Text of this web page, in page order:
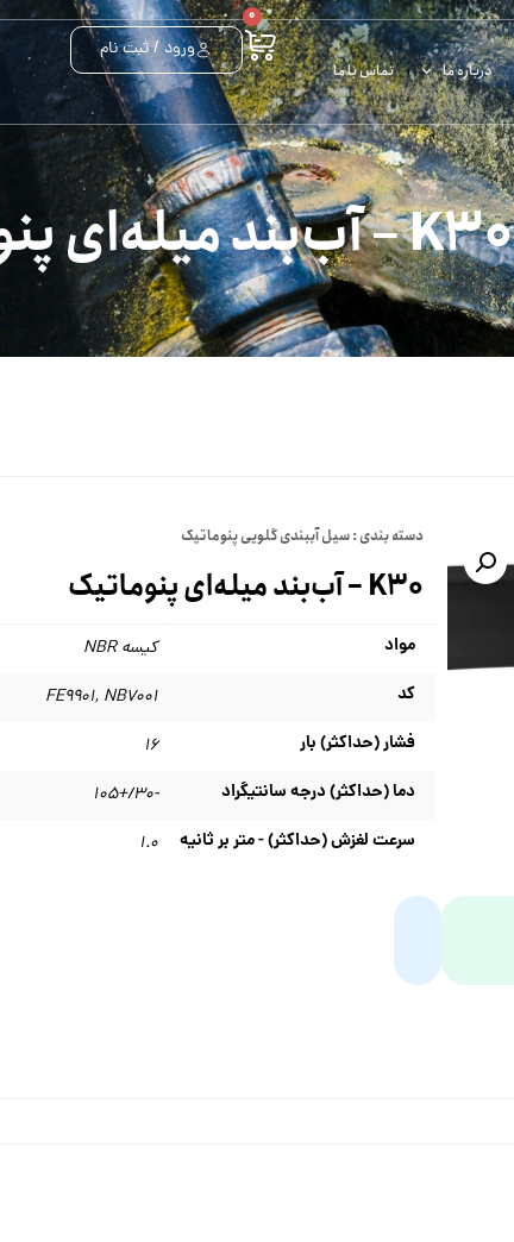
درباره ما تماس با ما
0
ورود / ثبت نام
K30 – آب‌بند میله‌ای پنوماتیک
دسته بندی :سیل آببندی گلویی پنوماتیک
K30 – آب‌بند میله‌ای پنوماتیک
مواد کیسه NBR
کد FE9901, NB7001
فشار (حداکثر) بار ۱۶
دما (حداکثر) درجه سانتیگراد -۳۰/+۱۰۵
سرعت لغزش (حداکثر) - متر بر ثانیه ۱.۰